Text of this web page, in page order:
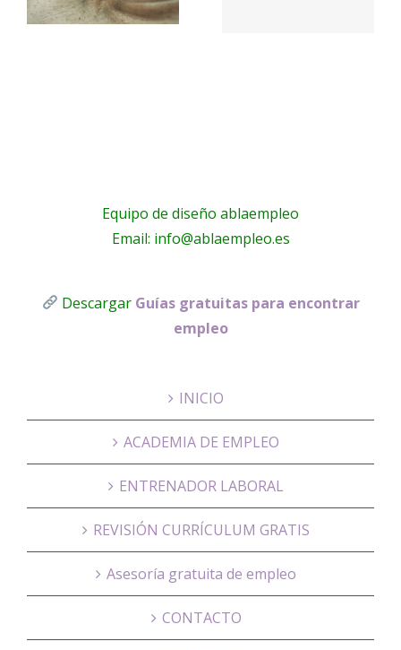
emprendedor
Equipo de diseño ablaempleo
Email: info@ablaempleo.es
Descargar Guías gratuitas para encontrar
empleo
INICIO
ACADEMIA DE EMPLEO
ENTRENADOR LABORAL
REVISIÓN CURRÍCULUM GRATIS
Asesoría gratuita de empleo
CONTACTO